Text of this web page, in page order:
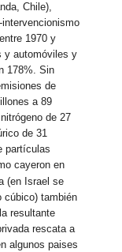
Chile),
1970 y
y automóviles y
178%. Sin
de
a 89
de 27
de 31
partículas
cayeron en
(en Israel se
cúbico) también
resultante
rescata a
algunos paises